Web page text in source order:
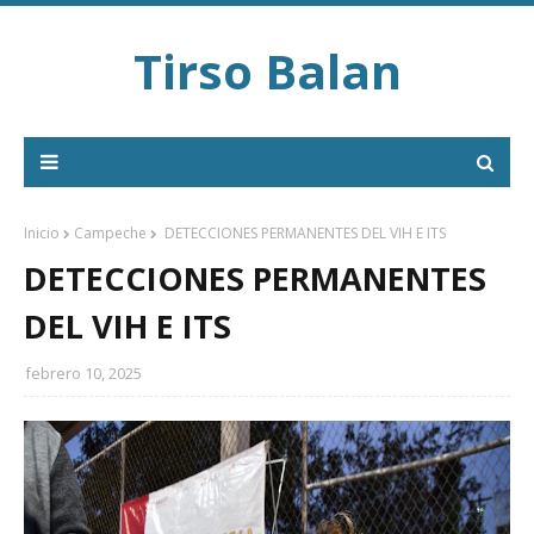
Tirso Balan
Inicio Campeche DETECCIONES PERMANENTES DEL VIH E ITS
DETECCIONES PERMANENTES
DEL VIH E ITS
febrero 10, 2025